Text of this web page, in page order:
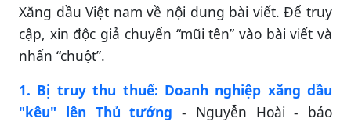
Xăng dầu Việt nam về nội dung bài viết. Để truy
cập, xin độc giả chuyển “mũi tên” vào bài viết và
nhấn “chuột”.
1. Bị truy thu thuế: Doanh nghiệp xăng dầu
"kêu" lên Thủ tướng - Nguyễn Hoài - báo